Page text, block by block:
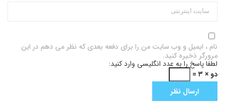
نام ، ایمیل و وب سایت من را برای دفعه بعدی که نظر می دهم در این
مرورگر ذخیره کنید.
لطفا پاسخ را به عدد انگلیسی وارد کنید:
دو × ۳ =